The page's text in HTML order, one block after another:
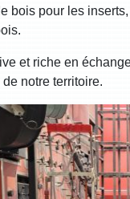
bois pour les
et riche en
notre territoire.